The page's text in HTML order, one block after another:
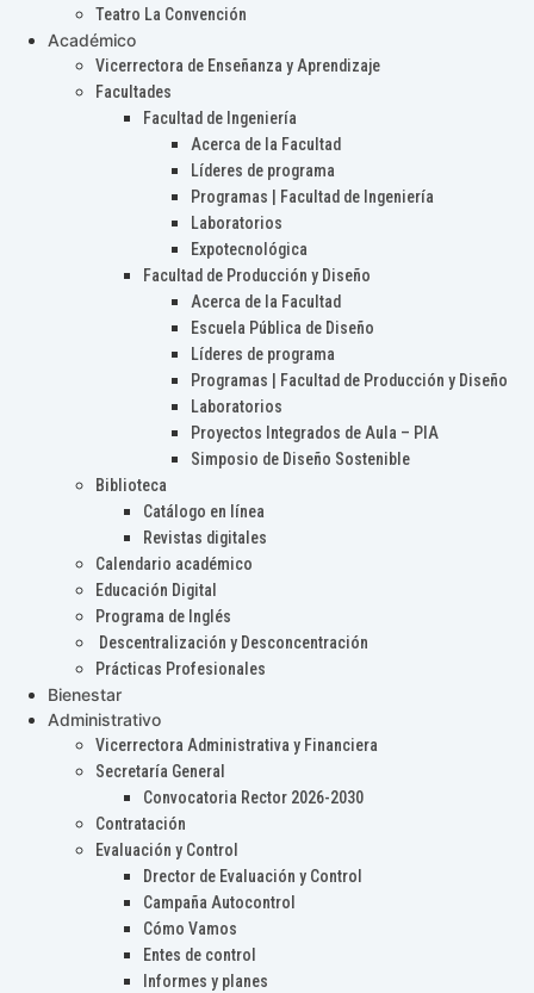
Teatro La Convención
Académico
Vicerrectora de Enseñanza y Aprendizaje
Facultades
Facultad de Ingeniería
Acerca de la Facultad
Líderes de programa
Programas | Facultad de Ingeniería
Laboratorios
Expotecnológica
Facultad de Producción y Diseño
Acerca de la Facultad
Escuela Pública de Diseño
Líderes de programa
Programas | Facultad de Producción y Diseño
Laboratorios
Proyectos Integrados de Aula – PIA
Simposio de Diseño Sostenible
Biblioteca
Catálogo en línea
Revistas digitales
Calendario académico
Educación Digital
Programa de Inglés
Descentralización y Desconcentración
Prácticas Profesionales
Bienestar
Administrativo
Vicerrectora Administrativa y Financiera
Secretaría General
Convocatoria Rector 2026-2030
Contratación
Evaluación y Control
Drector de Evaluación y Control
Campaña Autocontrol
Cómo Vamos
Entes de control
Informes y planes